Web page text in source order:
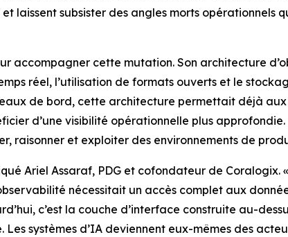
laissent subsister des angles morts opérationnels
accompagner cette mutation. Son architecture
réel, l’utilisation de formats ouverts et le
de bord, cette architecture permettait déjà
d’une visibilité opérationnelle plus approfondie.
raisonner et exploiter des environnements de
Ariel Assaraf, PDG et cofondateur de Coralogix.
nécessitait un accès complet aux
c’est la couche d’interface construite au-
Les systèmes d’IA deviennent eux-mêmes des